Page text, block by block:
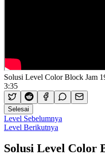
Solusi Level Color Block Jam
3:35
Selesai
Level Sebelumnya
Level Berikutnya
Solusi Level Color